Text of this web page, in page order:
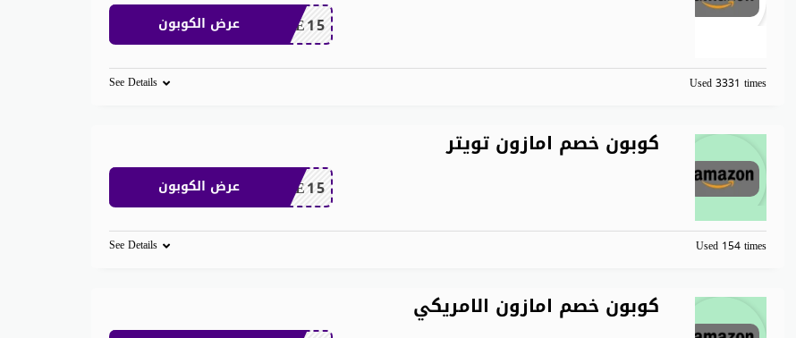
SAVE15 عرض الكوبون
Used 3331 times
See Details
كوبون خصم امازون تويتر
SAVE15 عرض الكوبون
Used 154 times
See Details
كوبون خصم امازون الامريكي